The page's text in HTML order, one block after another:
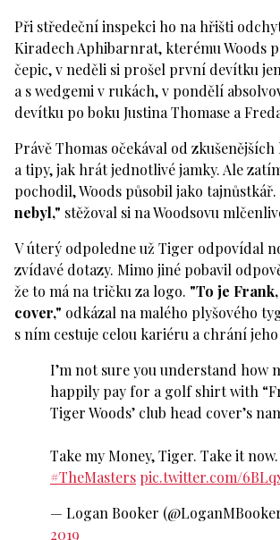
Při středeční inspekci ho na hřišti
Kiradech Aphibarnrat, kterému Woods
čepic, v neděli si prošel první devítku
a s wedgemi v rukách, v pondělí
devítku po boku Justina Thomase a
Právě Thomas očekával od
a tipy, jak hrát jednotlivé jamky. Ale
pochodil, Woods působil jako tajnůstkář.
nebyl," stěžoval si na Woodsovu
V úterý odpoledne už Tiger odpovídal
zvídavé dotazy. Mimo jiné pobavil
že to má na tričku za logo. "To je
cover," odkázal na malého plyšového
s ním cestuje celou kariéru a chrání
I’m not sure you understand how
happily pay for a golf shirt with
Tiger Woods’ club head cover’s
Take my Money, Tiger. Take it now.
#TheMasters pic.twitter.com/
— Logan Booker
2019